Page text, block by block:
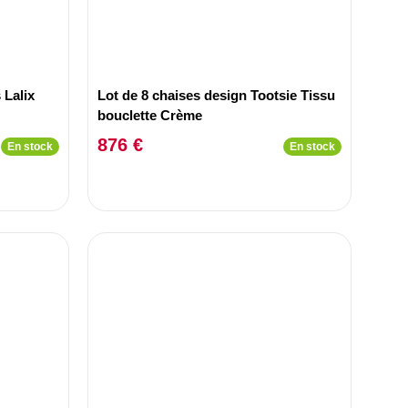
Lalix
En stock
Lot de 8 chaises design Tootsie Tissu
bouclette Crème
876 € En stock